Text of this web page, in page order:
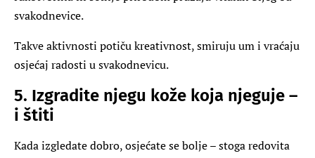
svakodnevice.
Takve aktivnosti potiču kreativnost, smiruju um i vraćaju
osjećaj radosti u svakodnevicu.
5. Izgradite njegu kože koja njeguje –
i štiti
Kada izgledate dobro, osjećate se bolje – stoga redovita